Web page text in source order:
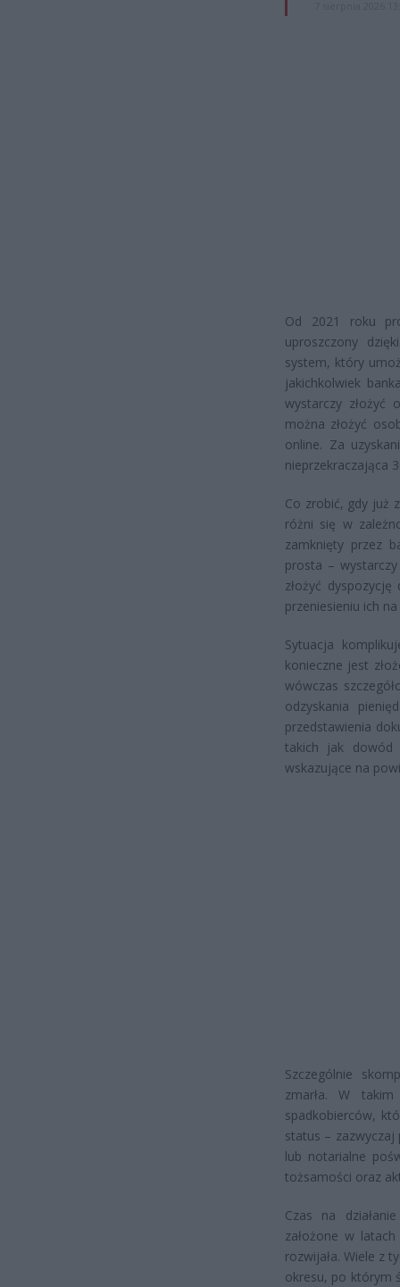
Od 2021 roku
uproszczony
system, który
jakichkolwiek
wystarczy złożyć
można złożyć
online. Za
nieprzekraczająca
Co zrobić, gdy już
różni się w
zamknięty przez
prosta –
złożyć
przeniesieniu ich
Sytuacja
konieczne jest
wówczas
odzyskania
przedstawienia
takich jak dowód
wskazujące na
Szczególnie
zmarła. W
spadkobierców,
status –
lub notarialne
tożsamości oraz
Czas na
założone w
rozwijała. Wiele z
okresu, po którym